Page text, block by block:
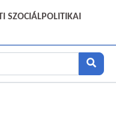
SZOCIÁLPOLITIKAI